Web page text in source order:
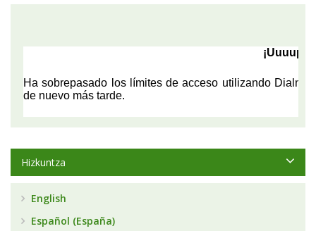
Hizkuntza
English
Español (España)